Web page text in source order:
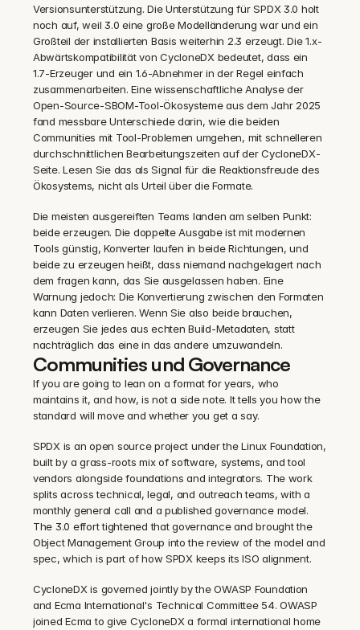
Versionsunterstützung. Die Unterstützung für SPDX 3.0 holt
noch auf, weil 3.0 eine große Modelländerung war und ein
Großteil der installierten Basis weiterhin 2.3 erzeugt. Die 1.x-
Abwärtskompatibilität von CycloneDX bedeutet, dass ein
1.7-Erzeuger und ein 1.6-Abnehmer in der Regel einfach
zusammenarbeiten. Eine wissenschaftliche Analyse der
Open-Source-SBOM-Tool-Ökosysteme aus dem Jahr 2025
fand messbare Unterschiede darin, wie die beiden
Communities mit Tool-Problemen umgehen, mit schnelleren
durchschnittlichen Bearbeitungszeiten auf der CycloneDX-
Seite. Lesen Sie das als Signal für die Reaktionsfreude des
Ökosystems, nicht als Urteil über die Formate.
Die meisten ausgereiften Teams landen am selben Punkt:
beide erzeugen. Die doppelte Ausgabe ist mit modernen
Tools günstig, Konverter laufen in beide Richtungen, und
beide zu erzeugen heißt, dass niemand nachgelagert nach
dem fragen kann, das Sie ausgelassen haben. Eine
Warnung jedoch: Die Konvertierung zwischen den Formaten
kann Daten verlieren. Wenn Sie also beide brauchen,
erzeugen Sie jedes aus echten Build-Metadaten, statt
nachträglich das eine in das andere umzuwandeln.
Communities und Governance
If you are going to lean on a format for years, who
maintains it, and how, is not a side note. It tells you how the
standard will move and whether you get a say.
SPDX is an open source project under the Linux Foundation,
built by a grass-roots mix of software, systems, and tool
vendors alongside foundations and integrators. The work
splits across technical, legal, and outreach teams, with a
monthly general call and a published governance model.
The 3.0 effort tightened that governance and brought the
Object Management Group into the review of the model and
spec, which is part of how SPDX keeps its ISO alignment.
CycloneDX is governed jointly by the OWASP Foundation
and Ecma International's Technical Committee 54. OWASP
joined Ecma to give CycloneDX a formal international home